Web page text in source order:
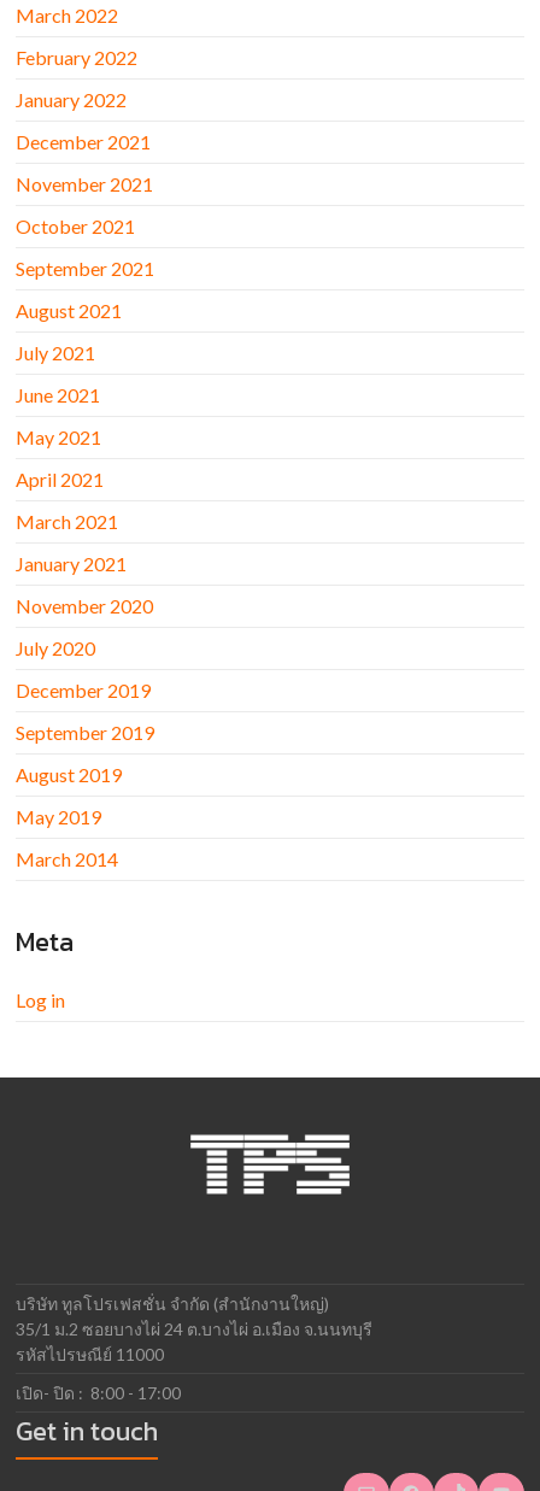
March 2022
February 2022
January 2022
December 2021
November 2021
October 2021
September 2021
August 2021
July 2021
June 2021
May 2021
April 2021
March 2021
January 2021
November 2020
July 2020
December 2019
September 2019
August 2019
May 2019
March 2014
Meta
Log in
บริษัท ทูลโปรเฟสชั่น จำกัด (สำนักงานใหญ่)
35/1 ม.2 ซอยบางไผ่ 24 ต.บางไผ่ อ.เมือง จ.นนทบุรี
รหัสไปรษณีย์ 11000
เปิด- ปิด : 8:00 - 17:00
Get in touch